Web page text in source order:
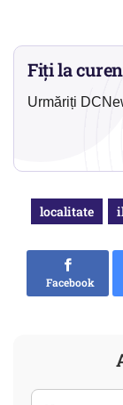
Fiți la
Urmăriți
localitate
Facebook